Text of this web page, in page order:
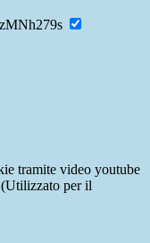
tramite video youtube
per il